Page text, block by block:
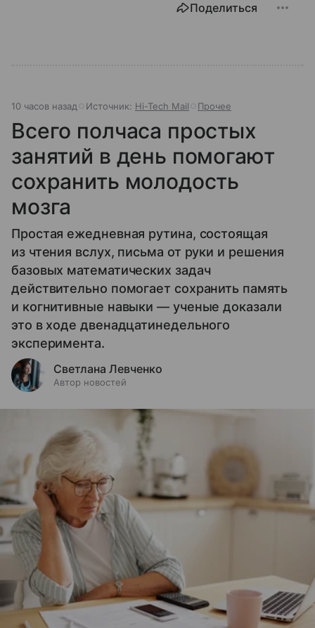
Поделиться
10 часов назад Источник: Hi-Tech Mail Прочее
Всего полчаса простых
занятий в день помогают
сохранить молодость
мозга
Простая ежедневная рутина, состоящая
из чтения вслух, письма от руки и решения
базовых математических задач
действительно помогает сохранить память
и когнитивные навыки — ученые доказали
это в ходе двенадцатинедельного
эксперимента.
Светлана Левченко
Автор новостей